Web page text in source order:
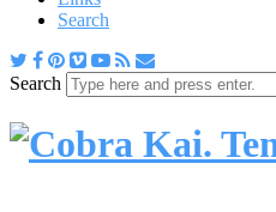
Search
Search